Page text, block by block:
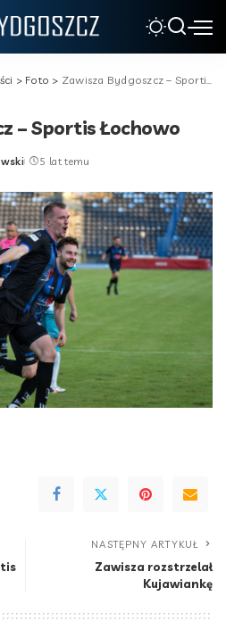
> Foto > Zawisza Bydgoszcz – Sportis Łochowo
– Sportis Łochowo
5 lat temu
NASTĘPNY ARTYKUŁ
Zawisza rozstrzelał
Kujawiankę